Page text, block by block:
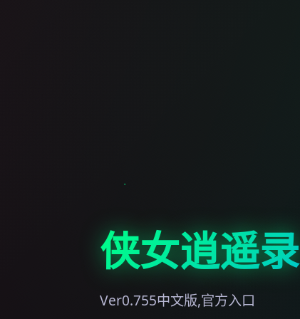
侠女逍遥录
Ver0.755中文版,官方入口